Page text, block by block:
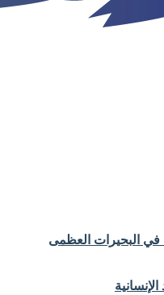
في البحيرات العظمى